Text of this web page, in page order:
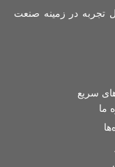
و توسعه پایدار با بیش از 20 سال تجربه در زمینه صنعت
سریع
ما